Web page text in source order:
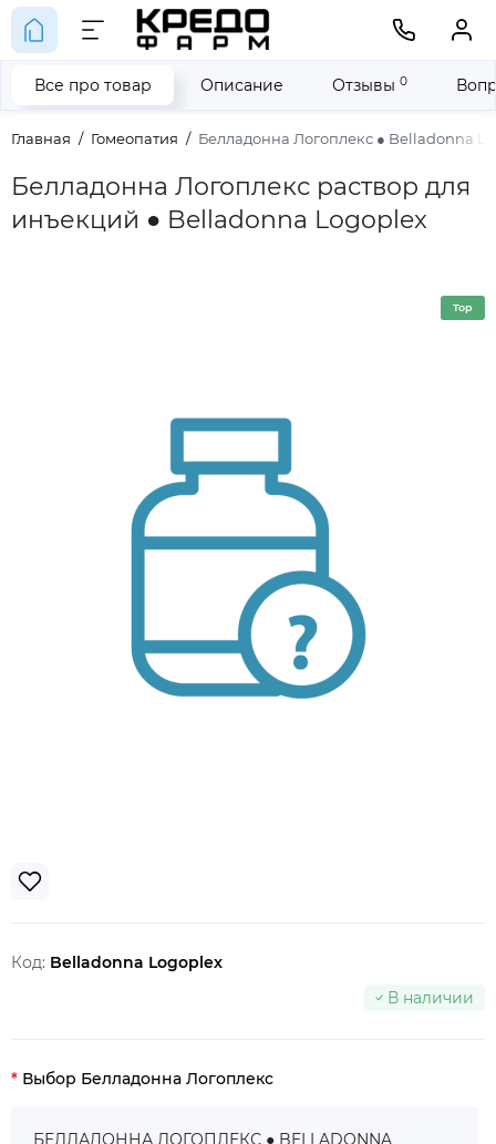
Главная Гомеопатия Белладонна Логоплекс ● Belladonna
Белладонна Логоплекс раствор для
инъекций ● Belladonna Logoplex
Все про товар Описание Отзывы 0
Top
Код: Belladonna Logoplex
В наличии
Выбор Белладонна Логоплекс
БЕЛЛАДОННА ЛОГОПЛЕКС ● BELLADONNA